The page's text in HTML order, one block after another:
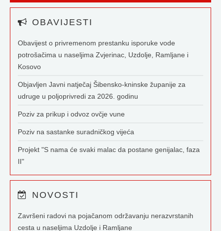
OBAVIJESTI
Obavijest o privremenom prestanku isporuke vode
potrošačima u naseljima Zvjerinac, Uzdolje, Ramljane i
Kosovo
Objavljen Javni natječaj Šibensko-kninske županije za
udruge u poljoprivredi za 2026. godinu
Poziv za prikup i odvoz ovčje vune
Poziv na sastanke suradničkog vijeća
Projekt "S nama će svaki malac da postane genijalac, faza
II"
NOVOSTI
Završeni radovi na pojačanom održavanju nerazvrstanih
cesta u naseljima Uzdolje i Ramljane